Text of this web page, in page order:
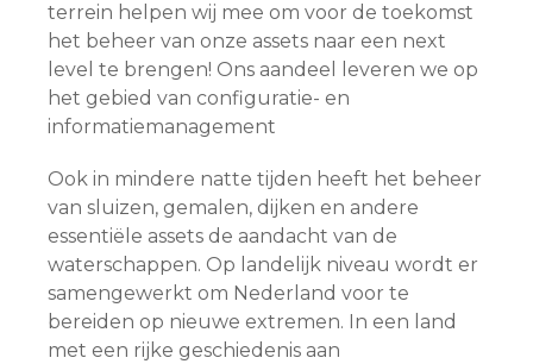
terrein helpen wij mee om voor de toekomst
het beheer van onze assets naar een next
level te brengen! Ons aandeel leveren we op
het gebied van configuratie- en
informatiemanagement
Ook in mindere natte tijden heeft het beheer
van sluizen, gemalen, dijken en andere
essentiële assets de aandacht van de
waterschappen. Op landelijk niveau wordt er
samengewerkt om Nederland voor te
bereiden op nieuwe extremen. In een land
met een rijke geschiedenis aan